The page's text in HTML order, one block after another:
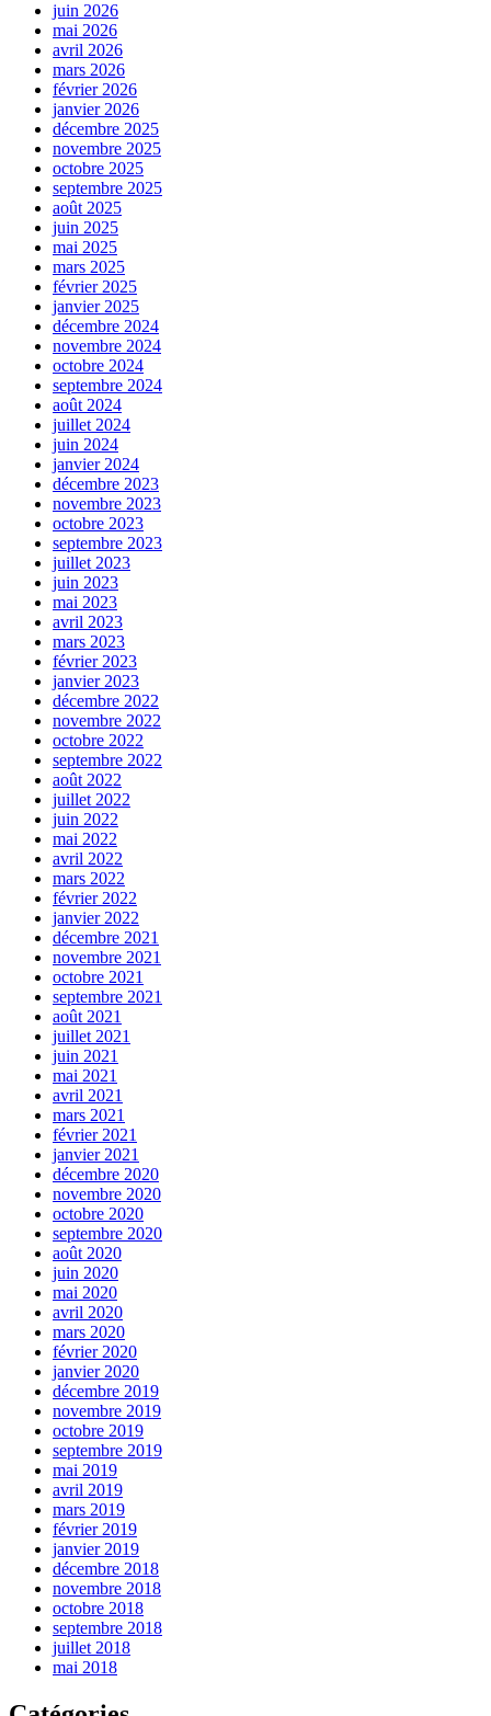
juin 2026
mai 2026
avril 2026
mars 2026
février 2026
janvier 2026
décembre 2025
novembre 2025
octobre 2025
septembre 2025
août 2025
juin 2025
mai 2025
mars 2025
février 2025
janvier 2025
décembre 2024
novembre 2024
octobre 2024
septembre 2024
août 2024
juillet 2024
juin 2024
janvier 2024
décembre 2023
novembre 2023
octobre 2023
septembre 2023
juillet 2023
juin 2023
mai 2023
avril 2023
mars 2023
février 2023
janvier 2023
décembre 2022
novembre 2022
octobre 2022
septembre 2022
août 2022
juillet 2022
juin 2022
mai 2022
avril 2022
mars 2022
février 2022
janvier 2022
décembre 2021
novembre 2021
octobre 2021
septembre 2021
août 2021
juillet 2021
juin 2021
mai 2021
avril 2021
mars 2021
février 2021
janvier 2021
décembre 2020
novembre 2020
octobre 2020
septembre 2020
août 2020
juin 2020
mai 2020
avril 2020
mars 2020
février 2020
janvier 2020
décembre 2019
novembre 2019
octobre 2019
septembre 2019
mai 2019
avril 2019
mars 2019
février 2019
janvier 2019
décembre 2018
novembre 2018
octobre 2018
septembre 2018
juillet 2018
mai 2018